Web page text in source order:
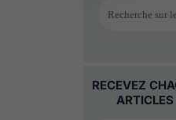
RECEVEZ